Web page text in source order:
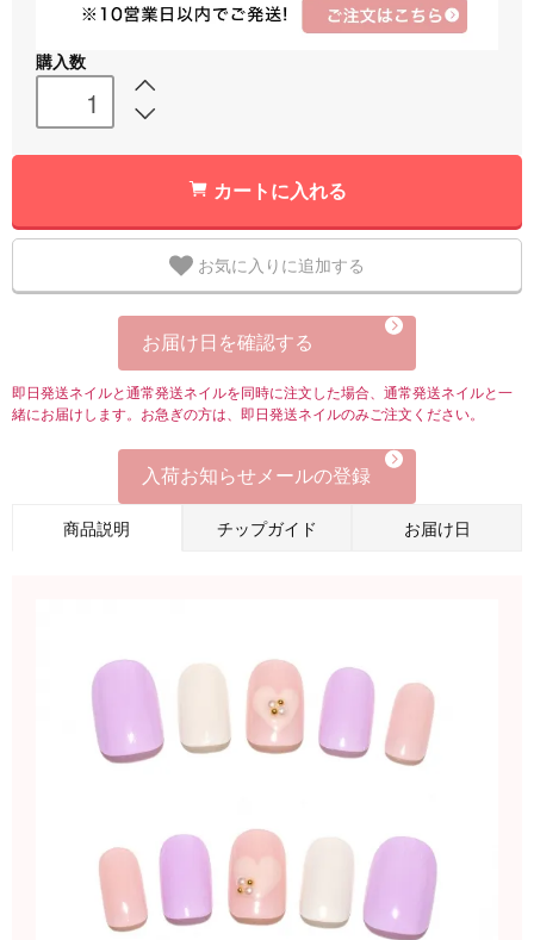
購入数
カートに入れる
お気に入りに追加する
お届け日を確認する
即日発送ネイルと通常発送ネイルを同時に注文した場合、通常発送ネイルと一
緒にお届けします。お急ぎの方は、即日発送ネイルのみご注文ください。
入荷お知らせメールの登録
商品説明 チップガイド お届け日